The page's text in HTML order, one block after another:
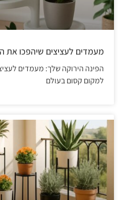
מעמדים לעציצים שיהפכו את
הפינה הירוקה שלך: מעמדים
למקום קסום בעולם